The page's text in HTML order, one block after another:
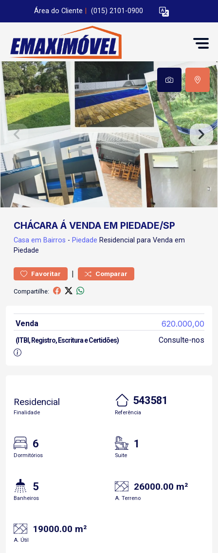
Área do Cliente (015) 2101-0900
CHÁCARA Á VENDA EM PIEDADE/SP
Casa em Bairros - Piedade Residencial para Venda em
Piedade
Favoritar | Comparar
Compartilhe:
Venda 620.000,00
(ITBI, Registro, Escritura e Certidões) Consulte-nos
Residencial
Finalidade
543581
Referência
6
Dormitórios
1
Suite
5
Banheiros
26000.00 m²
A. Terreno
19000.00 m²
A. Útil